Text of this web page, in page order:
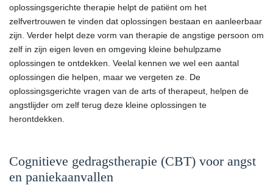
oplossingsgerichte therapie helpt de patiënt om het
zelfvertrouwen te vinden dat oplossingen bestaan en aanleerbaar
zijn. Verder helpt deze vorm van therapie de angstige persoon om
zelf in zijn eigen leven en omgeving kleine behulpzame
oplossingen te ontdekken. Veelal kennen we wel een aantal
oplossingen die helpen, maar we vergeten ze. De
oplossingsgerichte vragen van de arts of therapeut, helpen de
angstlijder om zelf terug deze kleine oplossingen te
herontdekken.
Cognitieve gedragstherapie (CBT) voor angst
en paniekaanvallen